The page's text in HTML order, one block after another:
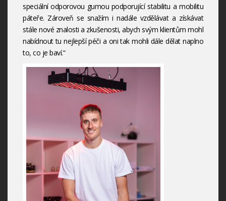
speciální odporovou gumou podporující stabilitu a mobilitu
páteře. Zároveň se snažím i nadále vzdělávat a získávat
stále nové znalosti a zkušenosti, abych svým klientům mohl
nabídnout tu nejlepší péči a oni tak mohli dále dělat naplno
to, co je baví.“